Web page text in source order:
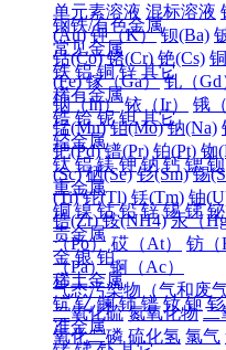
单元素溶液 混标溶液
(Au) 钾（K） 钡(Ba)
钴(Co) 铬(Cr) 铯(Cs)
(Fe) 镓（Ga） 钆（Gd
铟（In） 铱（Ir） 锇（
锰(Mn) 钼(Mo) 钠(Na)
钯(Pd) 镨(Pr) 铂(Pt) 铷
(Sc) 硒(Se) 钐(Sm) 锡
(Ti) 铊(Tl) 铥(Tm) 铀
锆(Zr) 铵(NH4) 汞（
（Po） 砹（At） 钫（
（Pa） 锕（Ac）
气态污染物（气和废气
二氧化硫 氮氧化物 二
氧化二磷 硫化氢 氯气
钢铁/有色金属
常见金属
铁 铝 铜 锌 其它
稀有金属
锆 铪 铌 钽 其它
轻金属
钛 铝 镁 钾 钠 钙 锶 钡
重金属
铜 镍 钴 铅 锌 锡 锑 铋
贵金属
金 银 铂
稀土金属
钪 钇 镧 铈 镨 钕 钷 钐
准金属